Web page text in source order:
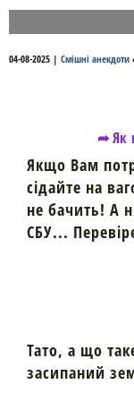
04-08-2025 | Смішні анекдоти
➦ Як
Якщо Вам
сідайте на
не бачить! А
СБУ...
Тато, а що
засипаний